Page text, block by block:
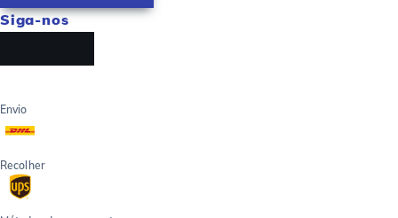
Siga-nos
Envio
Recolher